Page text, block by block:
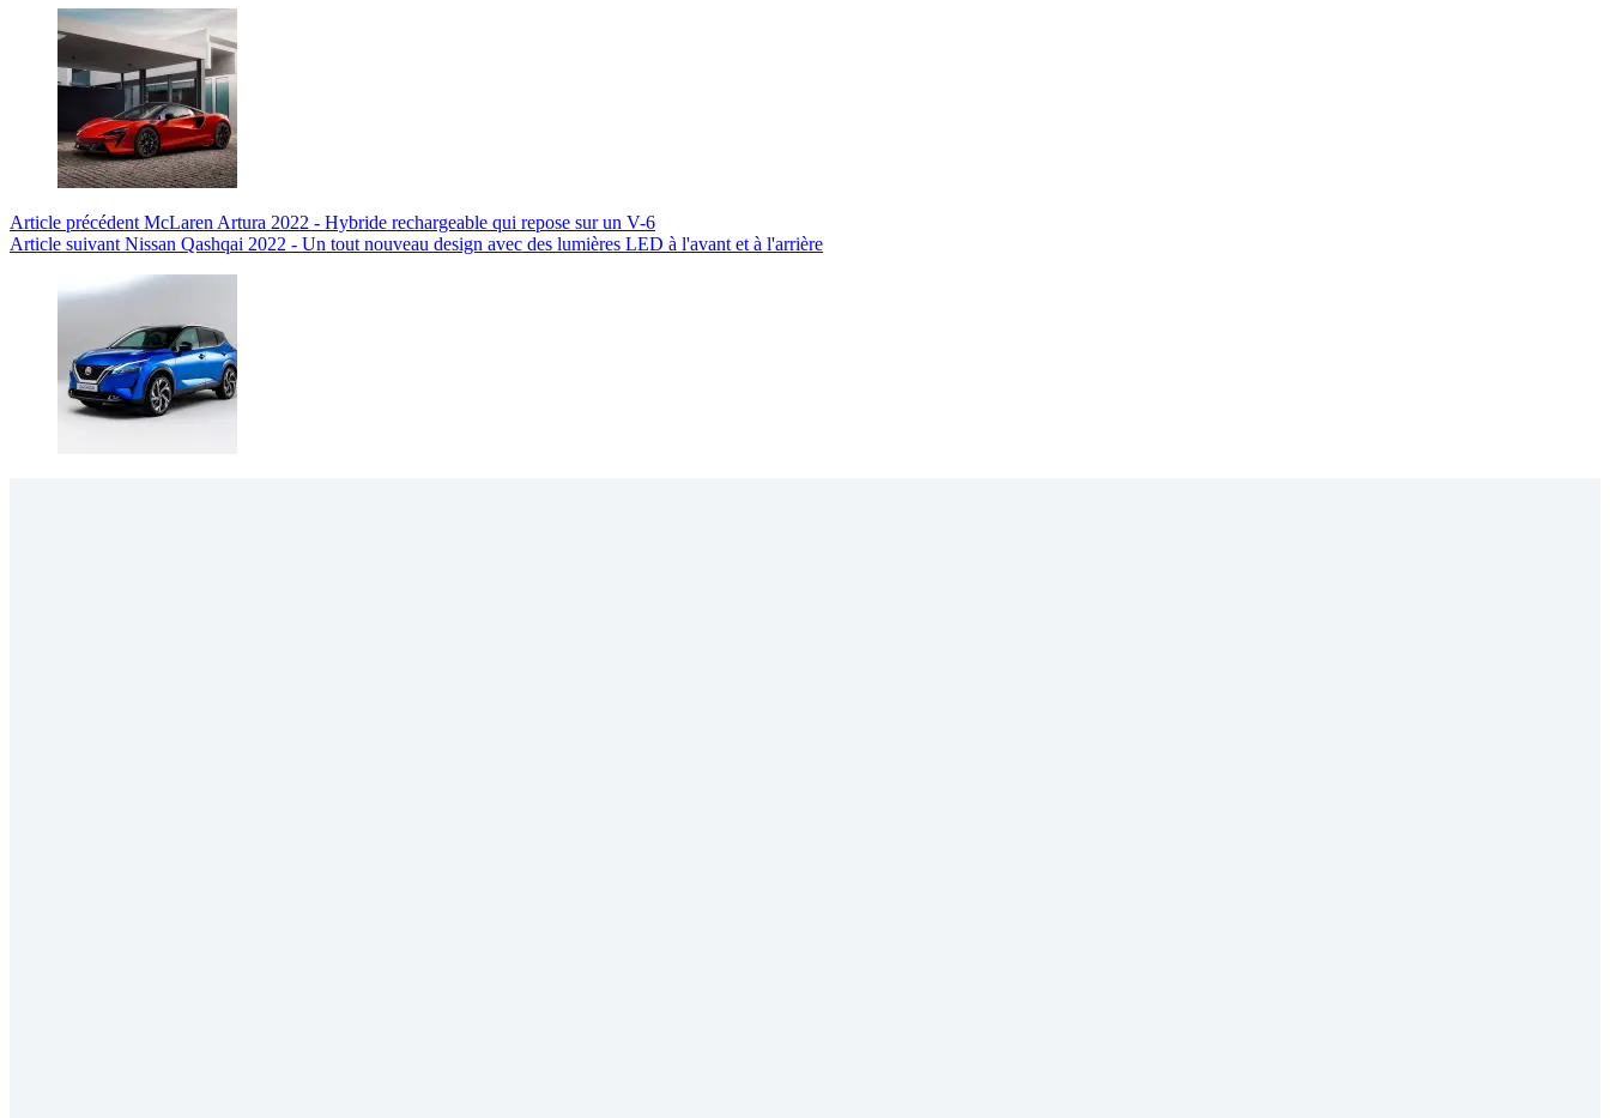
Article précédent McLaren Artura 2022 - Hybride rechargeable qui repose sur un V-6
Article suivant Nissan Qashqai 2022 - Un tout nouveau design avec des lumières LED à l'avant et à l'arrière